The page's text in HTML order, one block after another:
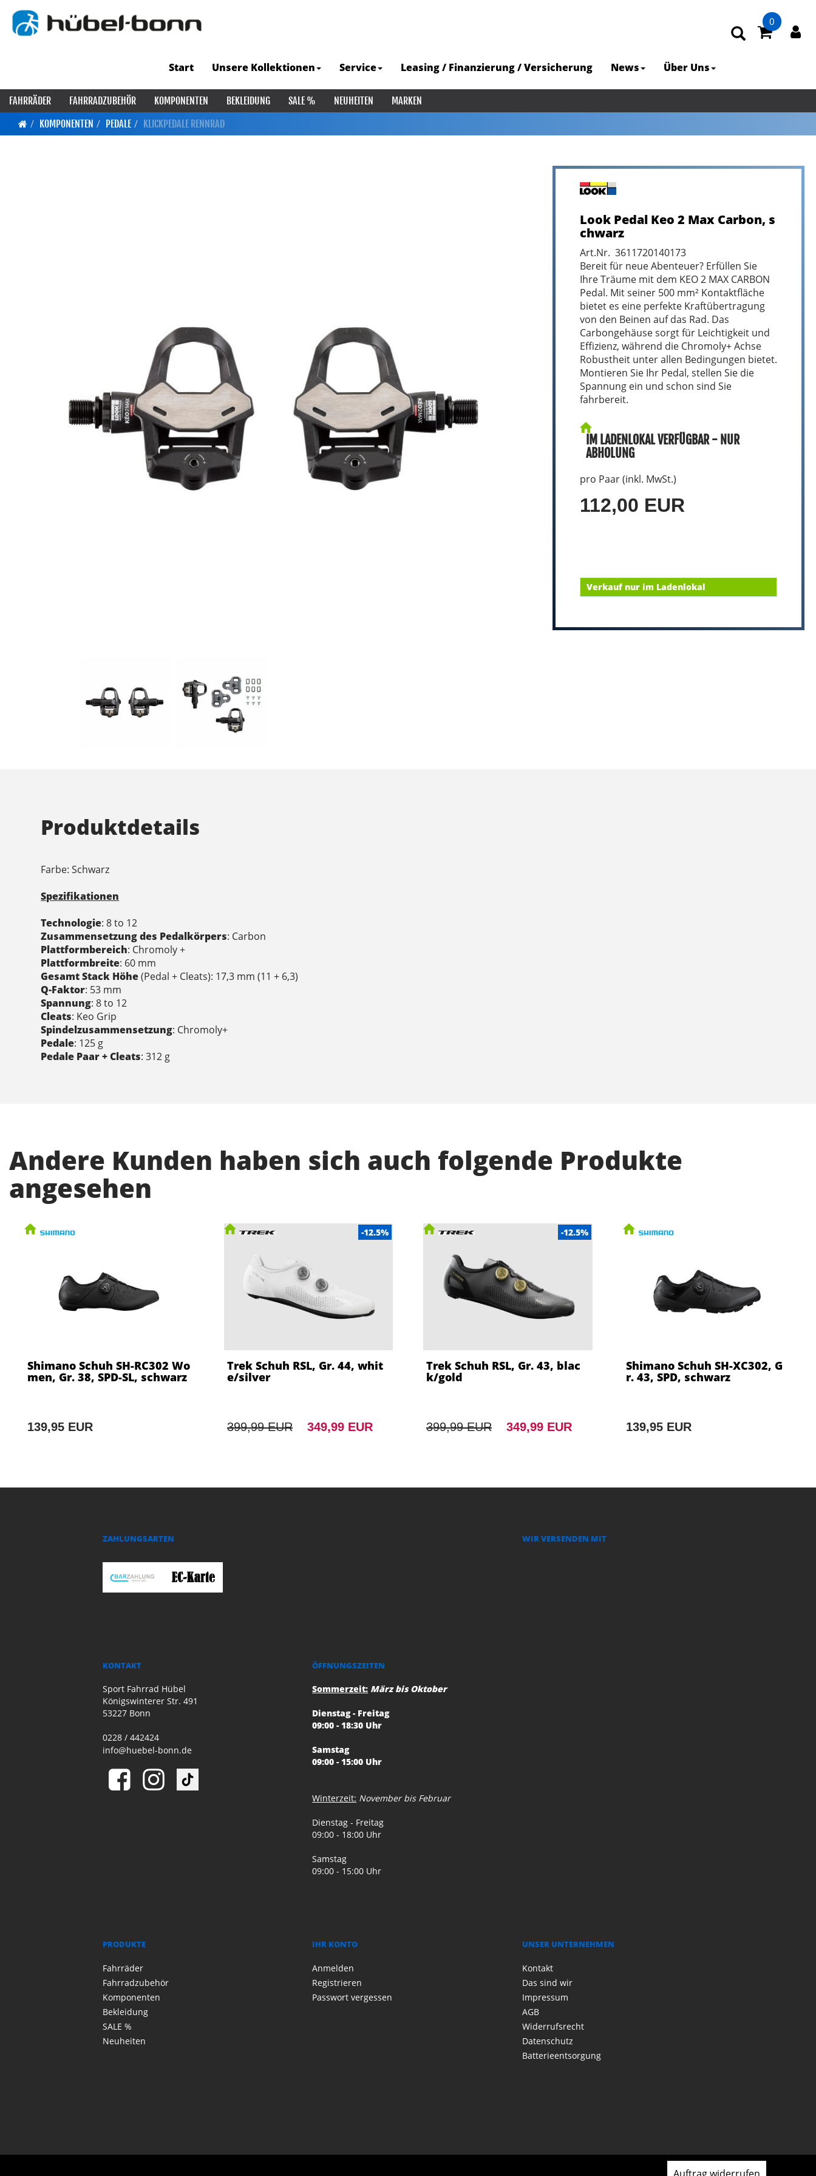
0
Start Unsere Kollektionen Service Leasing / Finanzierung / Versicherung News Über Uns
FAHRRÄDER FAHRRADZUBEHÖR KOMPONENTEN BEKLEIDUNG SALE % NEUHEITEN
MARKEN
KOMPONENTEN
PEDALE KLICKPEDALE RENNRAD
Look Pedal Keo 2 Max Carbon, s
chwarz
Art.Nr. 3611720140173
Bereit für neue Abenteuer? Erfüllen Sie
Ihre Träume mit dem KEO 2 MAX CARBON
Pedal. Mit seiner 500 mm² Kontaktfläche
bietet es eine perfekte Kraftübertragung
von den Beinen auf das Rad. Das
Carbongehäuse sorgt für Leichtigkeit und
Effizienz, während die Chromoly+ Achse
Robustheit unter allen Bedingungen bietet.
Montieren Sie Ihr Pedal, stellen Sie die
Spannung ein und schon sind Sie
fahrbereit.
IM LADENLOKAL VERFÜGBAR - NUR
ABHOLUNG
pro Paar (inkl. MwSt.)
112,00 EUR
Verkauf nur im Ladenlokal
Produktdetails
Farbe: Schwarz
Spezifikationen
Technologie: 8 to 12
Zusammensetzung des Pedalkörpers: Carbon
Plattformbereich: Chromoly +
Plattformbreite: 60 mm
Gesamt Stack Höhe(Pedal + Cleats): 17,3 mm (11 + 6,3)
Q-Faktor: 53 mm
Spannung: 8 to 12
Cleats: Keo Grip
Spindelzusammensetzung: Chromoly+
Pedale: 125 g
Pedale Paar + Cleats: 312 g
Andere Kunden haben sich auch folgende Produkte
angesehen
Shimano Schuh SH-RC302 Wo
men, Gr. 38, SPD-SL, schwarz
139,95 EUR
-12.5%
Trek Schuh RSL, Gr. 44, whit
e/silver
399,99 EUR 349,99 EUR
-12.5%
Trek Schuh RSL, Gr. 43, blac
k/gold
399,99 EUR 349,99 EUR
Shimano Schuh SH-XC302, G
r. 43, SPD, schwarz
139,95 EUR
ZAHLUNGSARTEN WIR VERSENDEN MIT
KONTAKT
Sport Fahrrad Hübel
Königswinterer Str. 491
53227 Bonn
0228 / 442424
info@huebel-bonn.de
ÖFFNUNGSZEITEN
Sommerzeit: März bis Oktober
Dienstag - Freitag
09:00 - 18:30 Uhr
Samstag
09:00 - 15:00 Uhr
Winterzeit: November bis Februar
Dienstag - Freitag
09:00 - 18:00 Uhr
Samstag
09:00 - 15:00 Uhr
PRODUKTE
Fahrräder
Fahrradzubehör
Komponenten
Bekleidung
SALE %
Neuheiten
IHR KONTO
Anmelden
Registrieren
Passwort vergessen
UNSER UNTERNEHMEN
Kontakt
Das sind wir
Impressum
AGB
Widerrufsrecht
Datenschutz
Batterieentsorgung